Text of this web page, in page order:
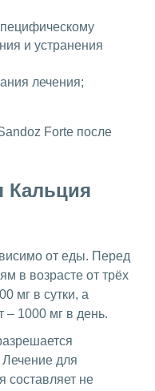
и устранения
лечения;
Forte после
Кальция
от еды. Перед
в возрасте от трёх
мг в сутки, а
– 1000 мг в день.
для
составляет не